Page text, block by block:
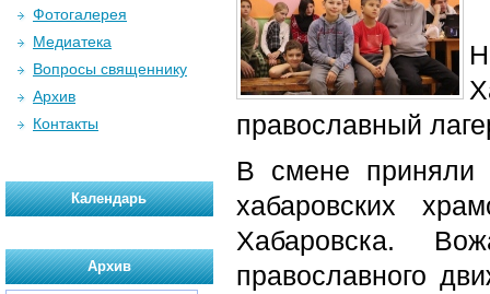
православный
В смене приняли
хабаровских
Хабаровска.
православного
Фотогалерея
Медиатека
Вопросы священнику
Архив
Контакты
Календарь
Архив